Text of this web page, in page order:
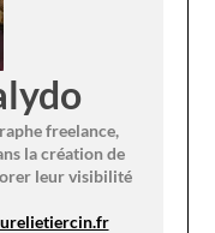
freelance,
la création de
leur visibilité